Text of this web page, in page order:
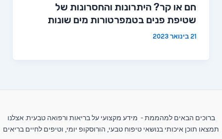
חם או קר? היתרונות והחסרונות של
שטיפת פנים בטמפרטורות מים שונות
21 בינואר 2023
ברוכים הבאים למהממת - מידע מקצועי על בריאות ורפואה טבעית. אצלנו
תמצאו תוכן איכותי בנושאי טיפוח טבעי, הורוסקופ יומי, וטיפים לחיים בריאים